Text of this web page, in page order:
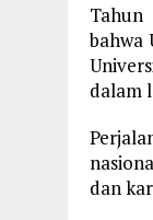
Tahun
bahwa
dalam
dan